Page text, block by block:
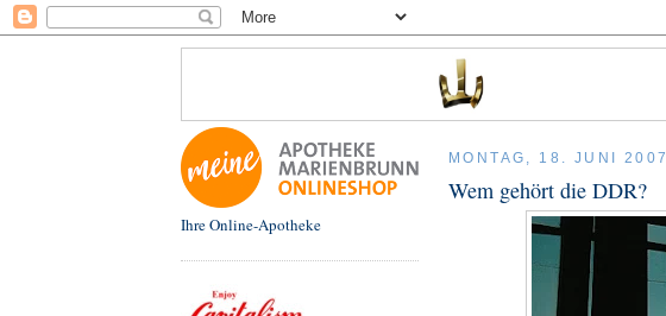
Ihre Online-Apotheke
MONTAG, 18. JUNI 2007
Wem gehört die DDR?